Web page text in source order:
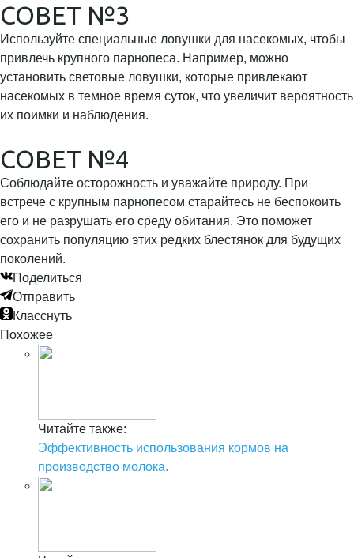
СОВЕТ №3
Используйте специальные ловушки для насекомых, чтобы
привлечь крупного парнопеса. Например, можно
установить световые ловушки, которые привлекают
насекомых в темное время суток, что увеличит вероятность
их поимки и наблюдения.
СОВЕТ №4
Соблюдайте осторожность и уважайте природу. При
встрече с крупным парнопесом старайтесь не беспокоить
его и не разрушать его среду обитания. Это поможет
сохранить популяцию этих редких блестянок для будущих
поколений.
Поделиться
Отправить
Класснуть
Похожее
Читайте также:
Эффективность использования кормов на
производство молока.